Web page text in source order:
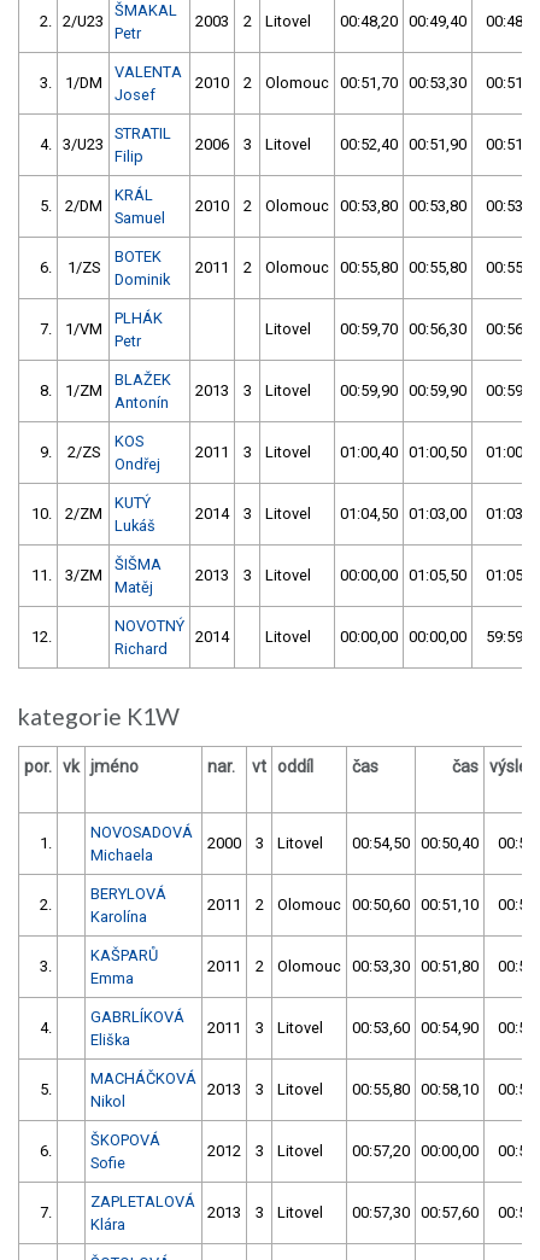
2. 2/U23
ŠMAKAL
Petr
2003 2 Litovel 00:48,20 00:49,40
3. 1/DM
VALENTA
Josef
2010 2 Olomouc 00:51,70 00:53,30
4. 3/U23
STRATIL
Filip
2006 3 Litovel 00:52,40 00:51,90
5. 2/DM
KRÁL
Samuel
2010 2 Olomouc 00:53,80 00:53,80
6. 1/ZS
BOTEK
Dominik
2011 2 Olomouc 00:55,80 00:55,80
7. 1/VM
PLHÁK
Petr
Litovel 00:59,70 00:56,30
8. 1/ZM
BLAŽEK
Antonín
2013 3 Litovel 00:59,90 00:59,90
9. 2/ZS
KOS
Ondřej
2011 3 Litovel 01:00,40 01:00,50
10. 2/ZM
KUTÝ
Lukáš
2014 3 Litovel 01:04,50 01:03,00
11. 3/ZM
ŠIŠMA
Matěj
2013 3 Litovel 00:00,00 01:05,50
12.
NOVOTNÝ
Richard
2014 Litovel 00:00,00 00:00,00
kategorie K1W
por. vk jméno nar. vt oddíl čas čas
1.
NOVOSADOVÁ
Michaela
2000 3 Litovel 00:54,50 00:50,40
2.
BERYLOVÁ
Karolína
2011 2 Olomouc 00:50,60 00:51,10
3.
KAŠPARŮ
Emma
2011 2 Olomouc 00:53,30 00:51,80
4.
GABRLÍKOVÁ
Eliška
2011 3 Litovel 00:53,60 00:54,90
5.
MACHÁČKOVÁ
Nikol
2013 3 Litovel 00:55,80 00:58,10
6.
ŠKOPOVÁ
Sofie
2012 3 Litovel 00:57,20 00:00,00
7.
ZAPLETALOVÁ
Klára
2013 3 Litovel 00:57,30 00:57,60